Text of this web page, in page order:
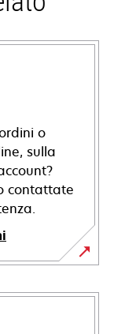
o
sulla
contattate